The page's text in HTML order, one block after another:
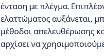
ένταση με πλέγμα.
ελαττώματος αυξάνεται,
μέθοδοι απελευθέρωσης
αρχίσει να